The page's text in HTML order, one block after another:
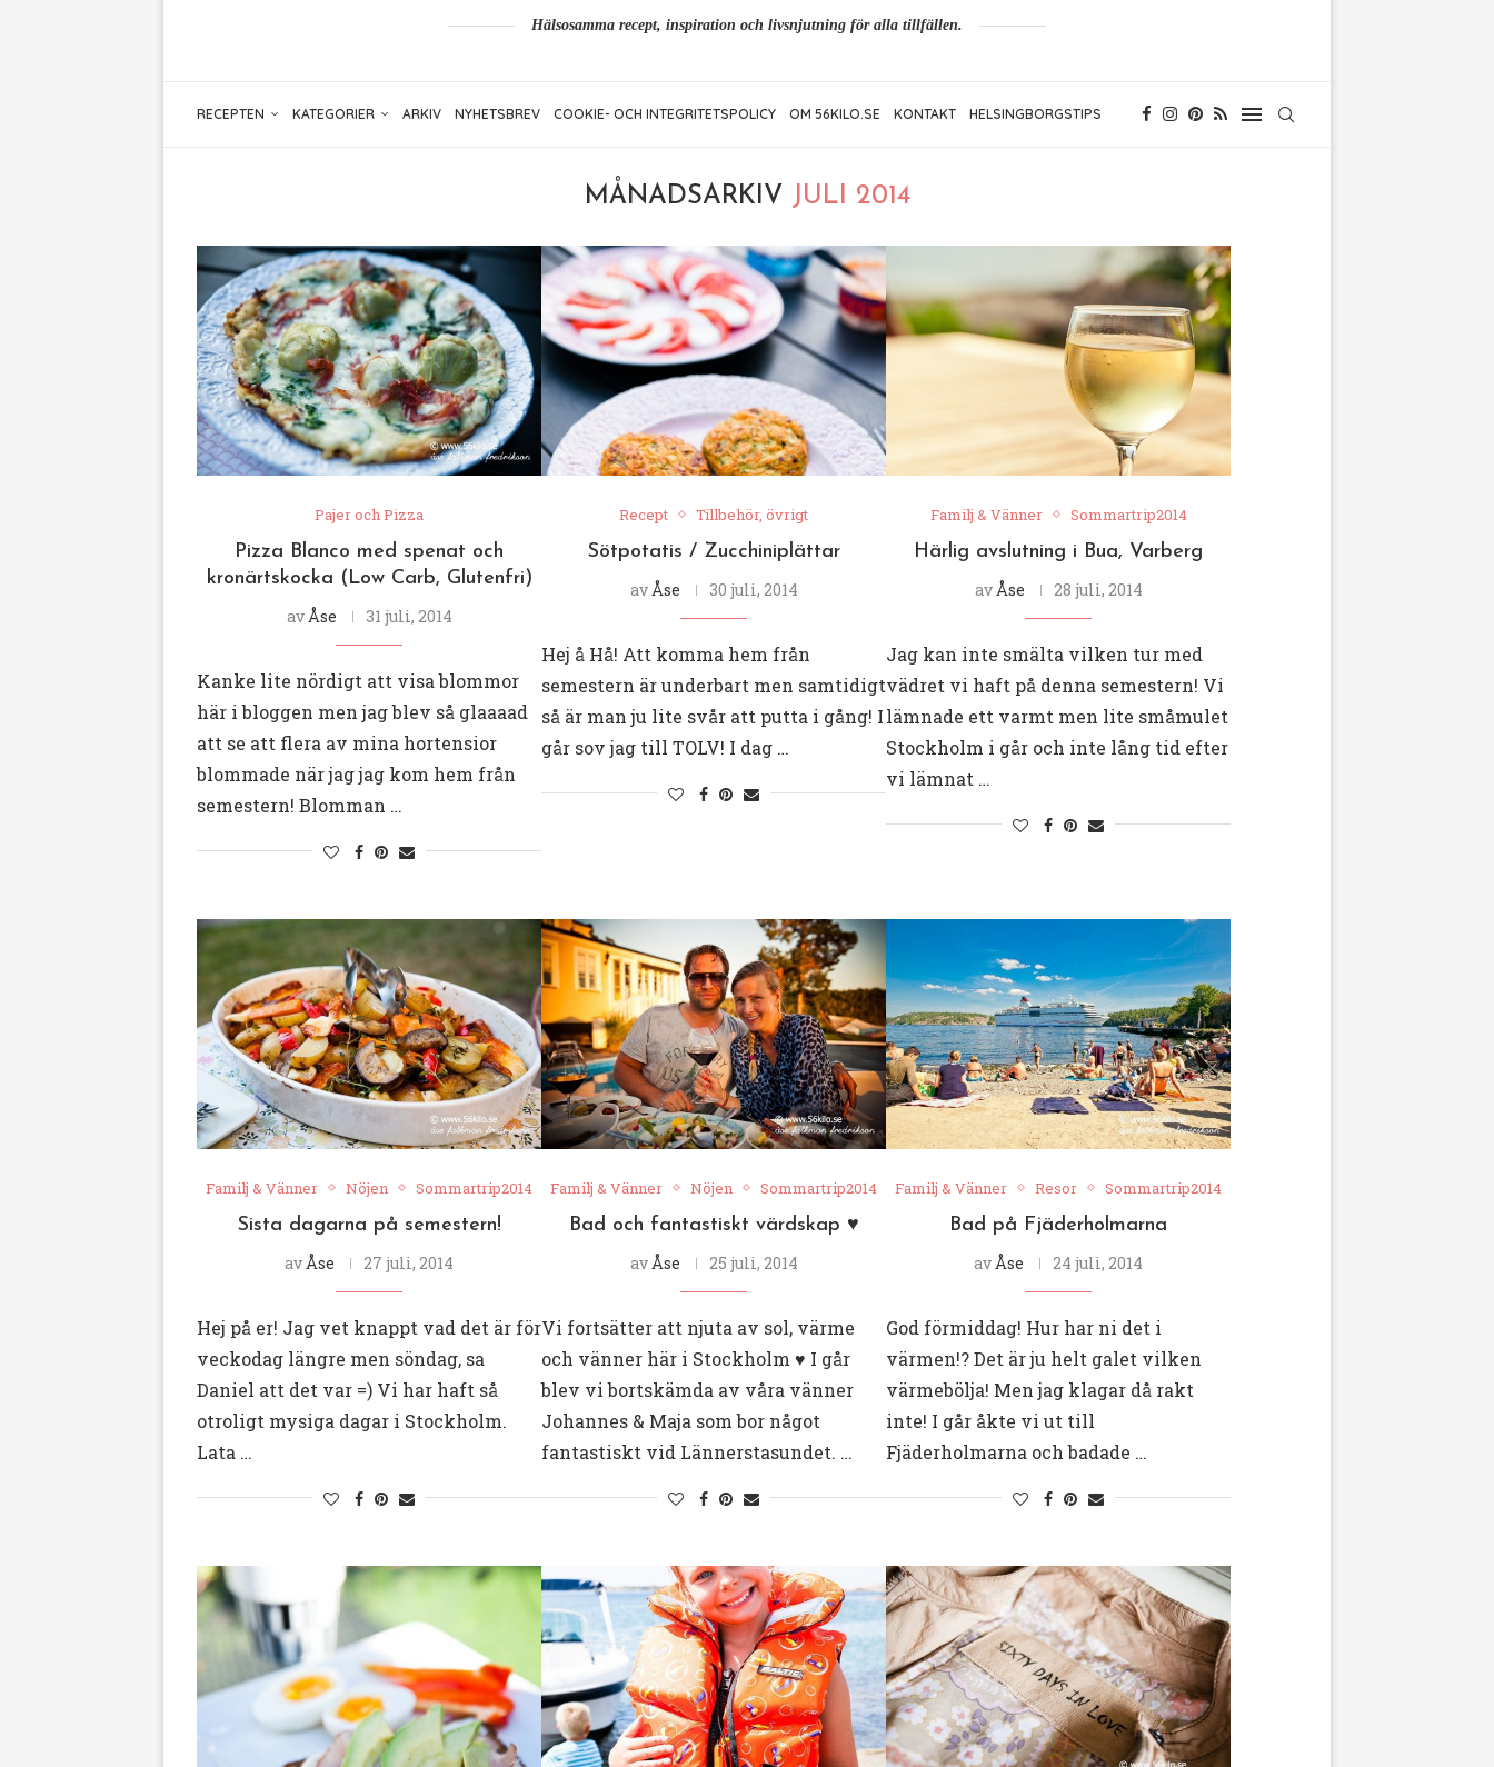
Hälsosamma recept, inspiration och livsnjutning för alla tillfällen.
RECEPTEN KATEGORIER ARKIV NYHETSBREV COOKIE- OCH INTEGRITETSPOLICY OM 56KILO.SE KONTAKT HELSINGBORGSTIPS
MÅNADSARKIV JULI 2014
Pajer och Pizza
Pizza Blanco med spenat och
kronärtskocka (Low Carb, Glutenfri)
avÅse 31 juli, 2014
Kanke lite nördigt att visa blommor
här i bloggen men jag blev så glaaaad
att se att flera av mina hortensior
blommade när jag jag kom hem från
semestern! Blomman …
Recept Tillbehör, övrigt
Sötpotatis / Zucchiniplättar
avÅse 30 juli, 2014
Hej å Hå! Att komma hem från
semestern är underbart men samtidigt
så är man ju lite svår att putta i gång! I
går sov jag till TOLV! I dag …
Familj & Vänner Sommartrip2014
Härlig avslutning i Bua, Varberg
avÅse 28 juli, 2014
Jag kan inte smälta vilken tur med
vädret vi haft på denna semestern! Vi
lämnade ett varmt men lite småmulet
Stockholm i går och inte lång tid efter
vi lämnat …
Familj & Vänner Nöjen Sommartrip2014
Sista dagarna på semestern!
av Åse 27 juli, 2014
Hej på er! Jag vet knappt vad det är för
veckodag längre men söndag, sa
Daniel att det var =) Vi har haft så
otroligt mysiga dagar i Stockholm.
Lata …
Familj & Vänner Nöjen Sommartrip2014
Bad och fantastiskt värdskap ♥︎
av Åse 25 juli, 2014
Vi fortsätter att njuta av sol, värme
och vänner här i Stockholm ♥︎ I går
blev vi bortskämda av våra vänner
Johannes & Maja som bor något
fantastiskt vid Lännerstasundet. …
Familj & Vänner Resor Sommartrip2014
Bad på Fjäderholmarna
av Åse 24 juli, 2014
God förmiddag! Hur har ni det i
värmen!? Det är ju helt galet vilken
värmebölja! Men jag klagar då rakt
inte! I går åkte vi ut till
Fjäderholmarna och badade …